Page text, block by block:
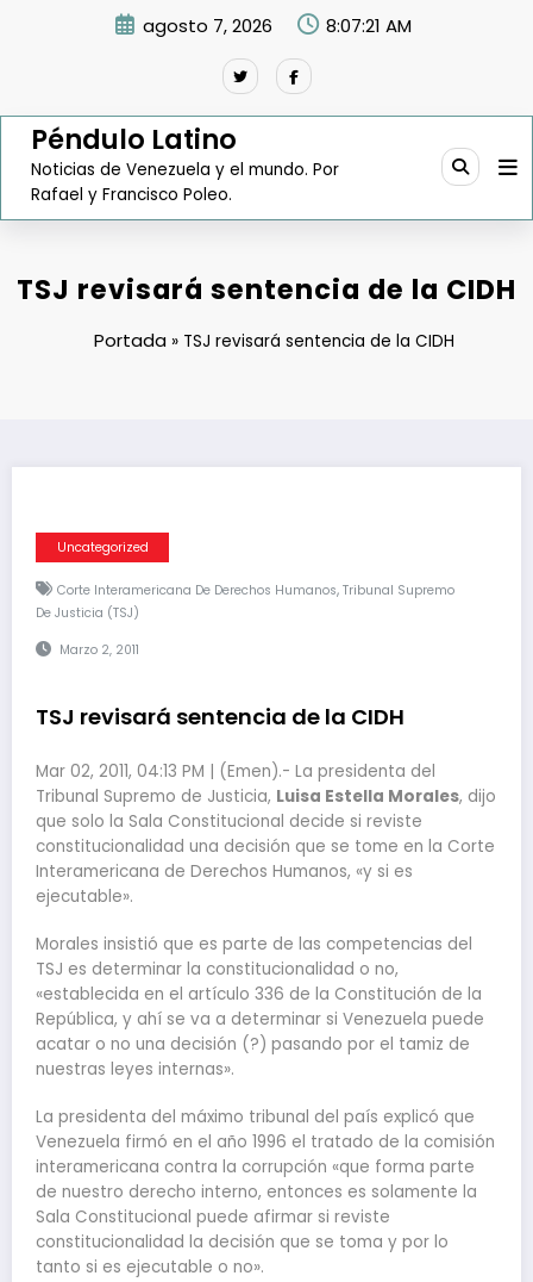
agosto 7, 2026 8:07:22 AM
Péndulo Latino
Noticias de Venezuela y el mundo. Por
Rafael y Francisco Poleo.
TSJ revisará sentencia de la CIDH
Portada » TSJ revisará sentencia de la CIDH
Uncategorized
Corte Interamericana De Derechos Humanos, Tribunal Supremo
De Justicia (TSJ)
Marzo 2, 2011
TSJ revisará sentencia de la CIDH
Mar 02, 2011, 04:13 PM | (Emen).- La presidenta del
Tribunal Supremo de Justicia, Luisa Estella Morales, dijo
que solo la Sala Constitucional decide si reviste
constitucionalidad una decisión que se tome en la Corte
Interamericana de Derechos Humanos, «y si es
ejecutable».
Morales insistió que es parte de las competencias del
TSJ es determinar la constitucionalidad o no,
«establecida en el artículo 336 de la Constitución de la
República, y ahí se va a determinar si Venezuela puede
acatar o no una decisión (?) pasando por el tamiz de
nuestras leyes internas».
La presidenta del máximo tribunal del país explicó que
Venezuela firmó en el año 1996 el tratado de la comisión
interamericana contra la corrupción «que forma parte
de nuestro derecho interno, entonces es solamente la
Sala Constitucional puede afirmar si reviste
constitucionalidad la decisión que se toma y por lo
tanto si es ejecutable o no».